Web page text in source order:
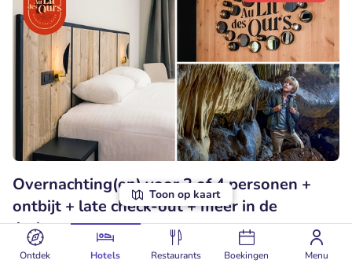
Ontdek Hotels Restaurants Boekingen Menu
Toon op kaart
Overnachting(en) voor 2 of 4 personen +
ontbijt + late check-out + meer in de
Ardennen
9.2 Perfect• 31 beoordelingen